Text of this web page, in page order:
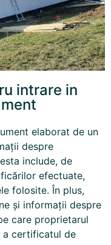
intrare in
elaborat de un
despre
include, de
efectuate,
folosite. În plus,
și informații despre
care proprietarul
a certificatul de